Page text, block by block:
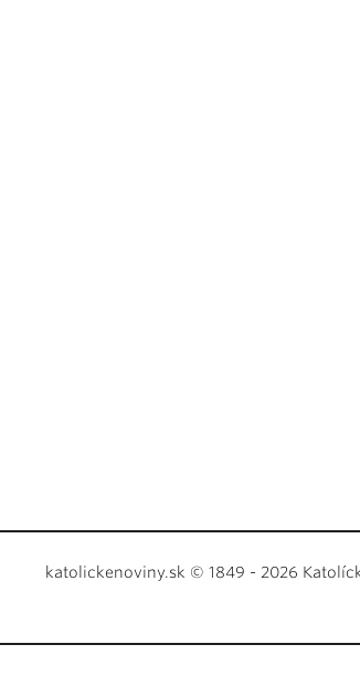
katolickenoviny.sk © 1849 - 2026